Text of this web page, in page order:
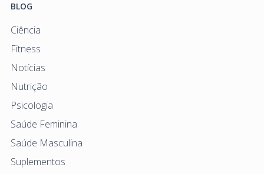
BLOG
Ciência
Fitness
Notícias
Nutrição
Psicologia
Saúde Feminina
Saúde Masculina
Suplementos